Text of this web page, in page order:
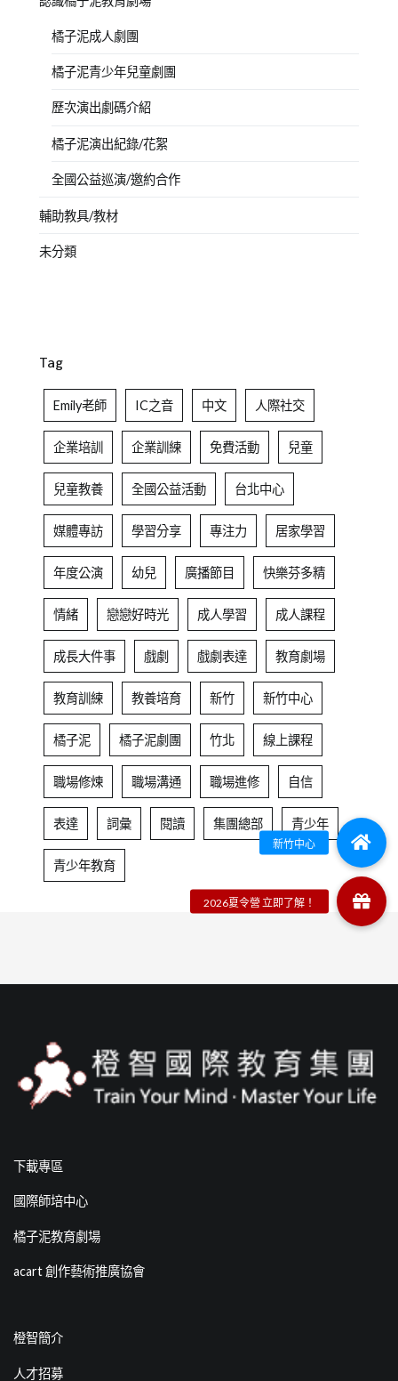
橘子泥成人劇團
橘子泥青少年兒童劇團
歷次演出劇碼介紹
橘子泥演出紀錄/花絮
全國公益巡演/邀約合作
輔助教具/教材
未分類
Tag
Emily老師 IC之音 中文 人際社交
企業培訓 企業訓練 免費活動 兒童
兒童教養 全國公益活動 台北中心
媒體專訪 學習分享 專注力 居家學習
年度公演 幼兒 廣播節目 快樂芬多精
情緒 戀戀好時光 成人學習 成人課程
成長大件事 戲劇 戲劇表達 教育劇場
教育訓練 教養培育 新竹 新竹中心
橘子泥 橘子泥劇團 竹北 線上課程
職場修煉 職場溝通 職場進修 自信
表達 詞彙 閱讀 集團總部 青少年
青少年教育
下載專區
國際師培中心
橘子泥教育劇場
acart 創作藝術推廣協會
橙智簡介
人才招募